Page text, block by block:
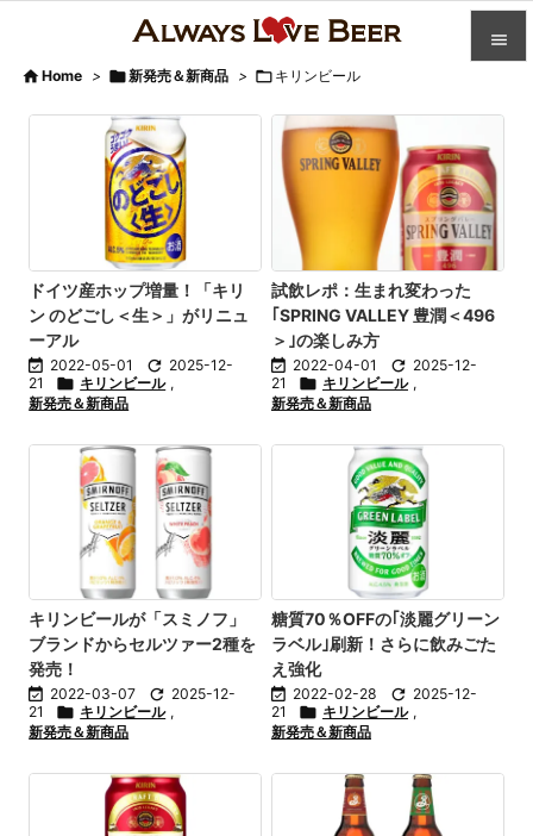


人気記

前へ


 Home > 新発売＆新商品 >  キリンビール
ドイツ産ホップ増量！「キリ
ン のどごし＜生＞」がリニュ
ーアル
 2022-05-01  2025-12-
21
 キリンビール ,
新発売＆新商品
試飲レポ：生まれ変わった
｢SPRING VALLEY 豊潤＜496
＞｣の楽しみ方
 2022-04-01  2025-12-
21
 キリンビール ,
新発売＆新商品
キリンビールが「スミノフ」
ブランドからセルツァー2種を
発売！
 2022-03-07  2025-12-
21
 キリンビール ,
新発売＆新商品
糖質70％OFFの｢淡麗グリーン
ラベル｣刷新！さらに飲みごた
え強化
 2022-02-28  2025-12-
21
 キリンビール ,
新発売＆新商品